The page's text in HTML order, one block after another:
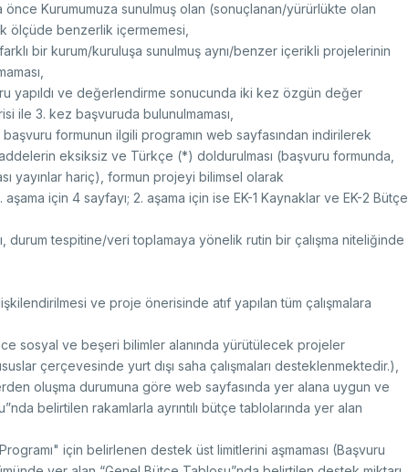
Kurumumuza sunulmuş olan (sonuçlanan/yürürlükte olan
benzerlik içermemesi,
bir kurum/kuruluşa sunulmuş aynı/benzer içerikli projelerinin
yapıldı ve değerlendirme sonucunda iki kez özgün değer
ile 3. kez başvuruda bulunulmaması,
formunun ilgili programın web sayfasından indirilerek
eksiksiz ve Türkçe (*) doldurulması (başvuru formunda,
yayınlar hariç), formun projeyi bilimsel olarak
için 4 sayfayı; 2. aşama için ise EK-1 Kaynaklar ve EK-2 Bütçe
durum tespitine/veri toplamaya yönelik rutin bir çalışma niteliğinde
ve proje önerisinde atıf yapılan tüm çalışmalara
sosyal ve beşeri bilimler alanında yürütülecek projeler
çerçevesinde yurt dışı saha çalışmaları desteklenmektedir.),
oluşma durumuna göre web sayfasında yer alana uygun ve
belirtilen rakamlarla ayrıntılı bütçe tablolarında yer alan
için belirlenen destek üst limitlerini aşmaması (Başvuru